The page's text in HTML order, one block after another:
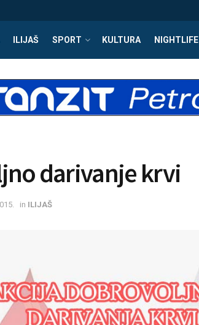
ILIJAŠ SPORT KULTURA NIGHTLIFE
darivanje krvi
in ILIJAŠ